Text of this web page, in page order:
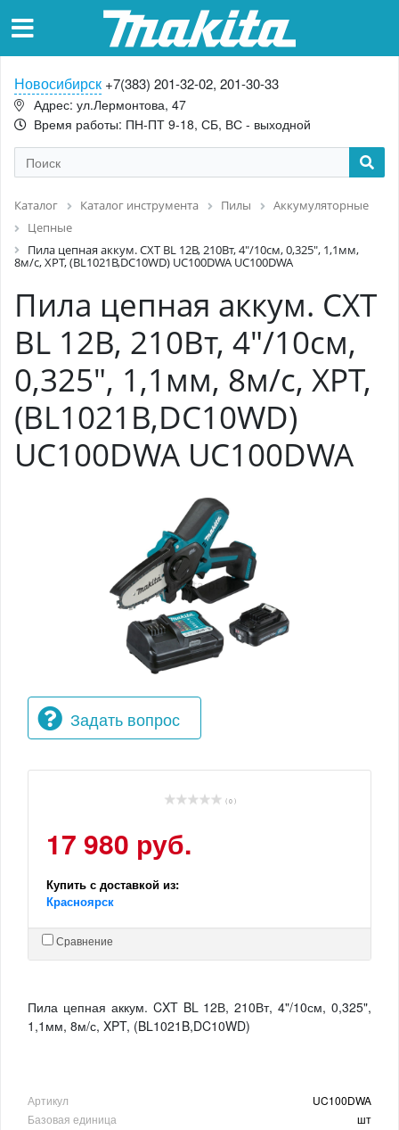
Новосибирск +7(383) 201-32-02, 201-30-33
Адрес: ул.Лермонтова, 47
Время работы: ПН-ПТ 9-18, СБ, ВС - выходной
Каталог Каталог инструмента Пилы
Аккумуляторные
Цепные
Пила цепная аккум. CXT BL 12В, 210Вт, 4"/10см, 0,325", 1,1мм,
8м/с, XPT, (BL1021B,DC10WD) UC100DWA UC100DWA
Пила цепная аккум. CXT
BL 12В, 210Вт, 4"/10см,
0,325", 1,1мм, 8м/с, XPT,
(BL1021B,DC10WD)
UC100DWA UC100DWA
Задать вопрос
( 0 )
17 980 руб.
Купить с доставкой из:
Красноярск
Сравнение
Пила цепная аккум. CXT BL 12В, 210Вт, 4"/10см, 0,325",
1,1мм, 8м/с, XPT, (BL1021B,DC10WD)
Артикул
UC100DWA
Базовая единица
шт